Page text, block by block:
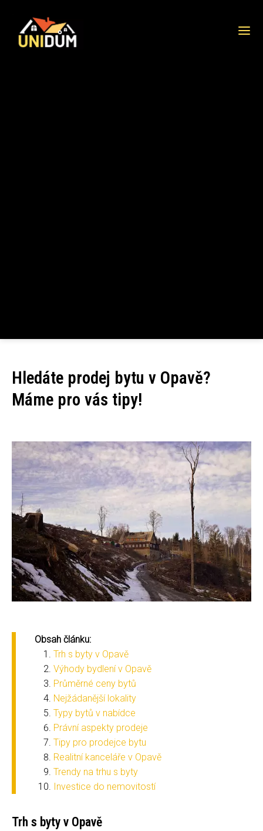
Hledáte prodej bytu v Opavě?
Máme pro vás tipy!
Obsah článku:
Trh s byty v Opavě
Výhody bydlení v Opavě
Průměrné ceny bytů
Nejžádanější lokality
Typy bytů v nabídce
Právní aspekty prodeje
Tipy pro prodejce bytu
Realitní kanceláře v Opavě
Trendy na trhu s byty
Investice do nemovitostí
Trh s byty v Opavě